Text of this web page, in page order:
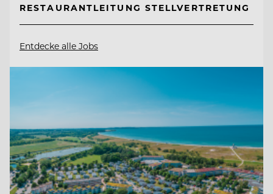
RESTAURANTLEITUNG STELLVERTRETUNG
Entdecke alle Jobs